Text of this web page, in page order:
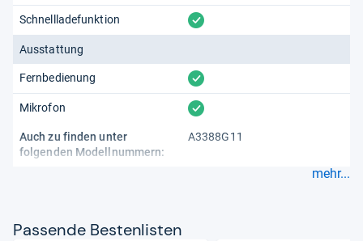
Schnellladefunktion vorhanden
Ausstattung
Fernbedienung vorhanden
Mikrofon vorhanden
Auch zu finden unter
folgenden Modellnummern:
A3388G11
mehr...
Pas­sende Bes­ten­lis­ten